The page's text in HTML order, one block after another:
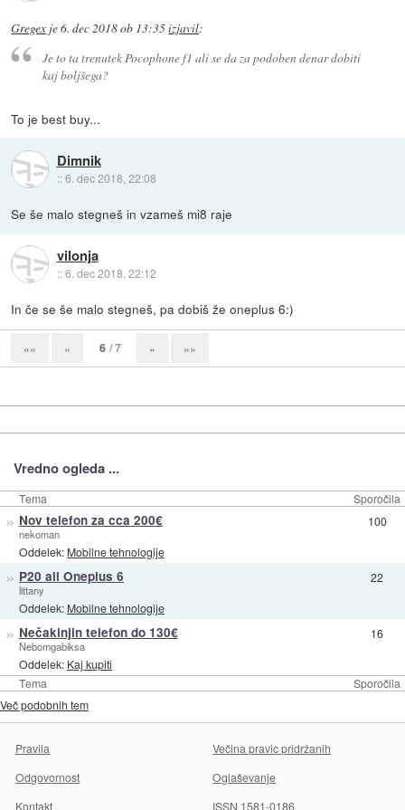
Gregex je6. dec 2018 ob 13:35izjavil:
Je to ta trenutek Pocophone f1 ali se da za podoben denar dobiti
kaj boljšega?
To je best buy...
Dimnik
::6. dec 2018, 22:08
Se še malo stegneš in vzameš mi8 raje
vilonja
::6. dec 2018, 22:12
In če se še malo stegneš, pa dobiš že oneplus 6:)
«« « 6 / 7 » »»
Vredno ogleda ...
Tema Sporočila
Tema Sporočila
» Nov telefon za cca 200€
nekoman
Oddelek: Mobilne tehnologije
100
» P20 ali Oneplus 6
littany
Oddelek: Mobilne tehnologije
22
» Nečakinjin telefon do 130€
Nebomgabiksa
Oddelek: Kaj kupiti
16
Več podobnih tem
Pravila
Večina pravic pridržanih
Odgovornost
Oglaševanje
Kontakt
ISSN 1581-0186